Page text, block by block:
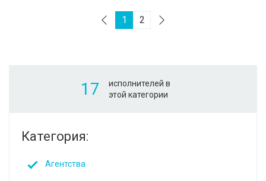
1 2
17
исполнителей в
этой категории
Категория:
Агентства